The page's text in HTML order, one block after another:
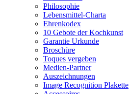
Philosophie
Lebensmittel-Charta
Ehrenkodex
10 Gebote der Kochkunst
Garantie Urkunde
Broschüre
Toques vergeben
Medien-Partner
Auszeichnungen
Image Recognition Plakette